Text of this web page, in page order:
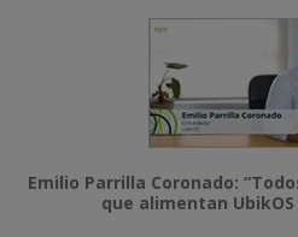
Emilio Parrilla Coronado:
que alimentan